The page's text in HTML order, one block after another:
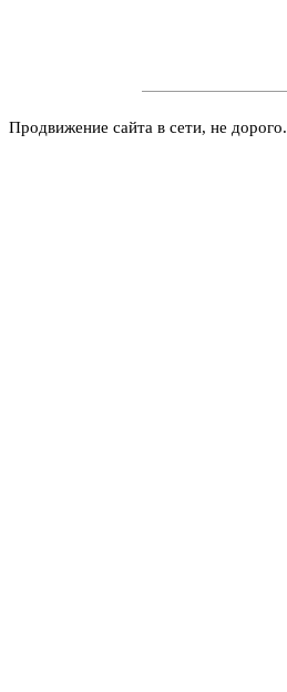
Продвижение сайта в сети, не дорого.